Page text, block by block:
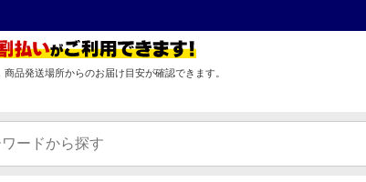
商品発送場所からのお届け目安が確認できます。